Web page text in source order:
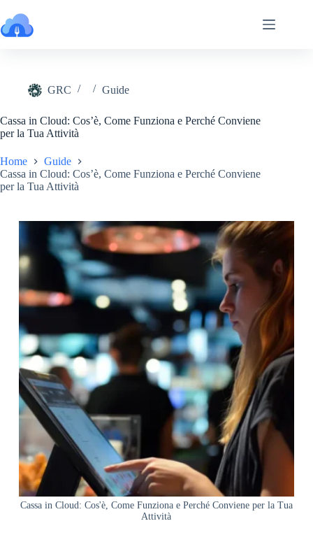
al
contenuto
GRC Guide
Cassa in Cloud: Cos’è, Come Funziona e Perché Conviene
per la Tua Attività
Home
Guide
Cassa in Cloud: Cos’è, Come Funziona e Perché Conviene
per la Tua Attività
Cassa in Cloud: Cos'è, Come Funziona e Perché Conviene per la Tua
Attività